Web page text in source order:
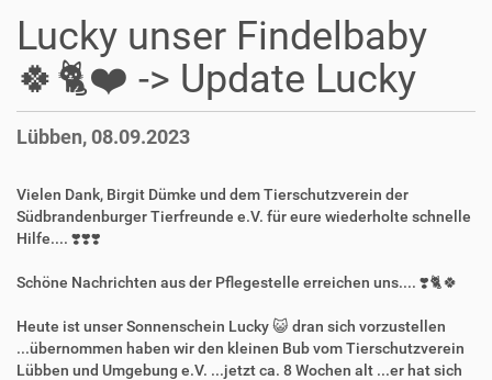
Lucky unser Findelbaby
🍀🐈❤️ -> Update Lucky
Lübben, 08.09.2023
Vielen Dank, Birgit Dümke und dem Tierschutzverein der
Südbrandenburger Tierfreunde e.V. für eure wiederholte schnelle
Hilfe.... ❣️❣️❣️
Schöne Nachrichten aus der Pflegestelle erreichen uns.... ❣️🐈🍀
Heute ist unser Sonnenschein Lucky 😺 dran sich vorzustellen
...übernommen haben wir den kleinen Bub vom Tierschutzverein
Lübben und Umgebung e.V. ...jetzt ca. 8 Wochen alt ...er hat sich